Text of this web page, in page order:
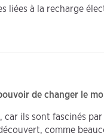
liées à la recharge
de changer le
ils sont fascinés
comme